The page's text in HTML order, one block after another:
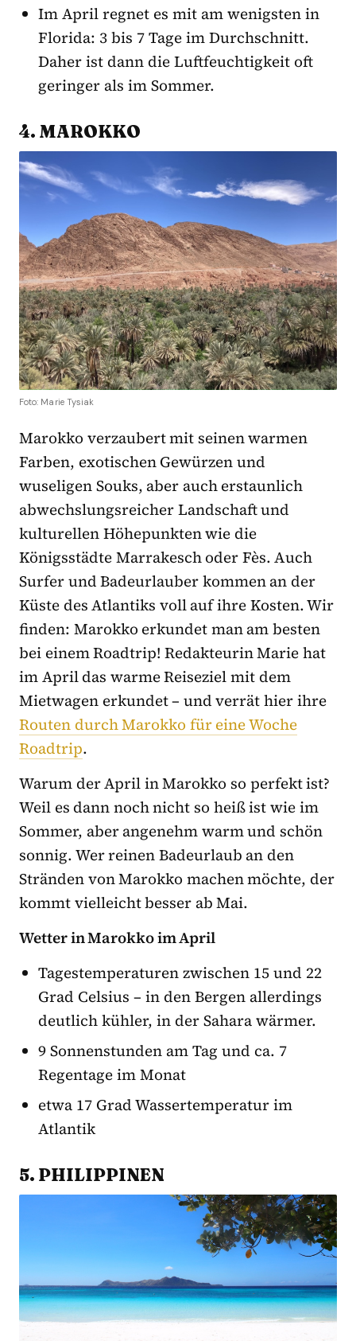
Im April regnet es mit am wenigsten in
Florida: 3 bis 7 Tage im Durchschnitt.
Daher ist dann die Luftfeuchtigkeit oft
geringer als im Sommer.
4. MAROKKO
Foto: Marie Tysiak
Marokko verzaubert mit seinen warmen
Farben, exotischen Gewürzen und
wuseligen Souks, aber auch erstaunlich
abwechslungsreicher Landschaft und
kulturellen Höhepunkten wie die
Königsstädte Marrakesch oder Fès. Auch
Surfer und Badeurlauber kommen an der
Küste des Atlantiks voll auf ihre Kosten. Wir
finden: Marokko erkundet man am besten
bei einem Roadtrip! Redakteurin Marie hat
im April das warme Reiseziel mit dem
Mietwagen erkundet – und verrät hier ihre
Routen durch Marokko für eine Woche
Roadtrip.
Warum der April in Marokko so perfekt ist?
Weil es dann noch nicht so heiß ist wie im
Sommer, aber angenehm warm und schön
sonnig. Wer reinen Badeurlaub an den
Stränden von Marokko machen möchte, der
kommt vielleicht besser ab Mai.
Wetter in Marokko im April
Tagestemperaturen zwischen 15 und 22
Grad Celsius – in den Bergen allerdings
deutlich kühler, in der Sahara wärmer.
9 Sonnenstunden am Tag und ca. 7
Regentage im Monat
etwa 17 Grad Wassertemperatur im
Atlantik
5. PHILIPPINEN